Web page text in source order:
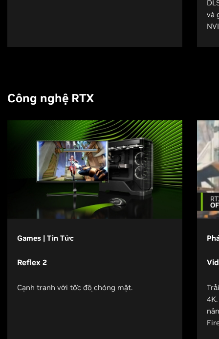
và
Công nghệ RTX
Games | Tin Tức
Reflex 2
Cạnh tranh với tốc độ chóng mặt.